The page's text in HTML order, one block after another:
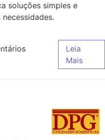
soluções simples e
Leia
Mais